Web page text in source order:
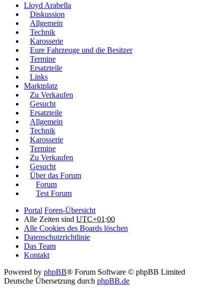
Lloyd Arabella
Diskussion
Allgemein
Technik
Karosserie
Eure Fahrzeuge und die Besitzer
Termine
Ersatzteile
Links
Marktplatz
Zu Verkaufen
Gesucht
Ersatzteile
Allgemein
Technik
Karosserie
Termine
Zu Verkaufen
Gesucht
Über das Forum
Forum
Test Forum
Portal Foren-Übersicht
Alle Zeiten sind UTC+01:00
Alle Cookies des Boards löschen
Datenschutzrichtlinie
Das Team
Kontakt
Powered by phpBB® Forum Software © phpBB Limited
Deutsche Übersetzung durch phpBB.de